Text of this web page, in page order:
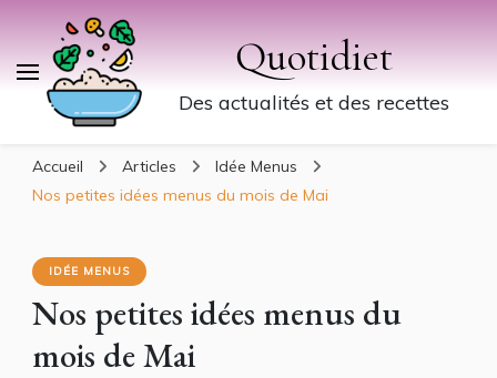
Quotidiet
Des actualités et des recettes
Accueil Articles
Idée Menus
Nos petites idées menus du mois de Mai
IDÉE MENUS
Nos petites idées menus du
mois de Mai